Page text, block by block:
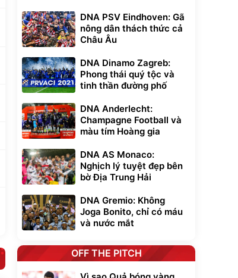
DNA PSV Eindhoven: Gã
nông dân thách thức cả
Châu Âu
DNA Dinamo Zagreb:
Phong thái quý tộc và
tinh thần đường phố
DNA Anderlecht:
Champagne Football và
màu tím Hoàng gia
DNA AS Monaco:
Nghịch lý tuyệt đẹp bên
bờ Địa Trung Hải
DNA Gremio: Không
Joga Bonito, chỉ có máu
và nước mắt
OFF THE PITCH